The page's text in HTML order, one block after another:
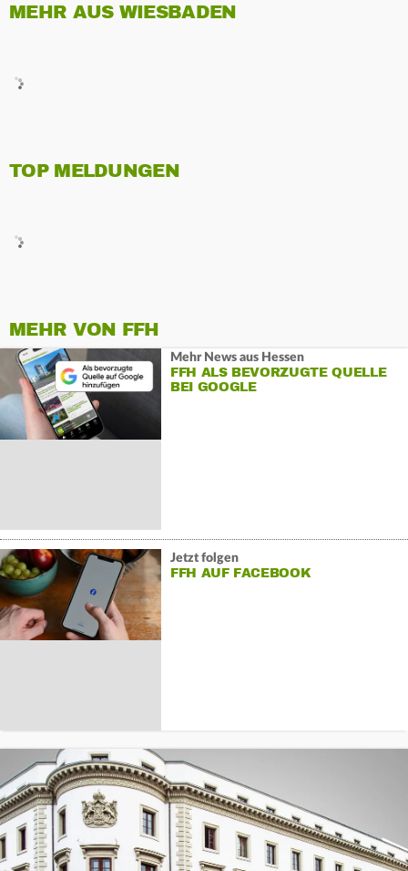
MEHR AUS WIESBADEN
TOP MELDUNGEN
MEHR VON FFH
Mehr News aus Hessen
FFH ALS BEVORZUGTE QUELLE
BEI GOOGLE
Jetzt folgen
FFH AUF FACEBOOK